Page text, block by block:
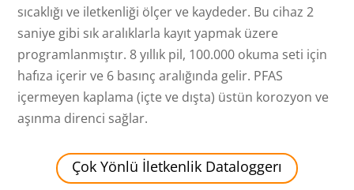
sıcaklığı ve iletkenliği ölçer ve kaydeder. Bu cihaz 2
saniye gibi sık aralıklarla kayıt yapmak üzere
programlanmıştır. 8 yıllık pil, 100.000 okuma seti için
hafıza içerir ve 6 basınç aralığında gelir. PFAS
içermeyen kaplama (içte ve dışta) üstün korozyon ve
aşınma direnci sağlar.
Çok Yönlü İletkenlik Dataloggerı